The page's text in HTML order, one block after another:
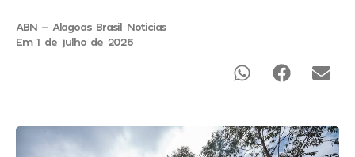
ABN - Alagoas Brasil Noticias
Em 1 de julho de 2026